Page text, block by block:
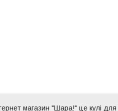
магазин "Шара!" це кулі для